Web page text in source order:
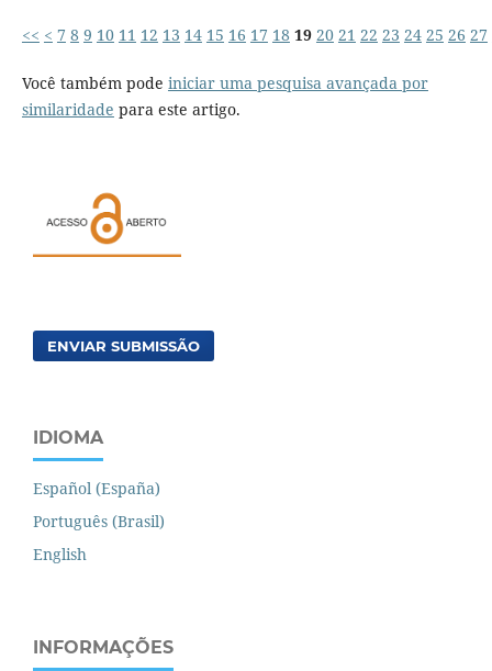
<< < 7 8 9 10 11 12 13 14 15 16 17 18 19 20 21 22 23 24 25 26 27
Você também pode iniciar uma pesquisa avançada por
similaridade para este artigo.
ENVIAR SUBMISSÃO
IDIOMA
Español (España)
Português (Brasil)
English
INFORMAÇÕES